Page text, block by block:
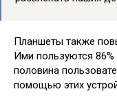
Планшеты также
Ими пользуются 86%
половина
помощью этих